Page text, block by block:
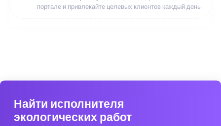
портале и привлекайте целевых клиентов каждый день
Найти исполнителя
экологических работ